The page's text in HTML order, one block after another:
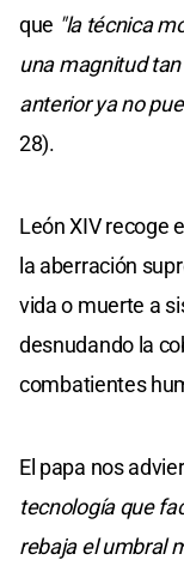
que "la técnica
una magnitud
anterior ya no
28).
León XIV recoge
la aberración
vida o muerte a
desnudando la
combatientes
El papa nos
tecnología que
rebaja el umbral